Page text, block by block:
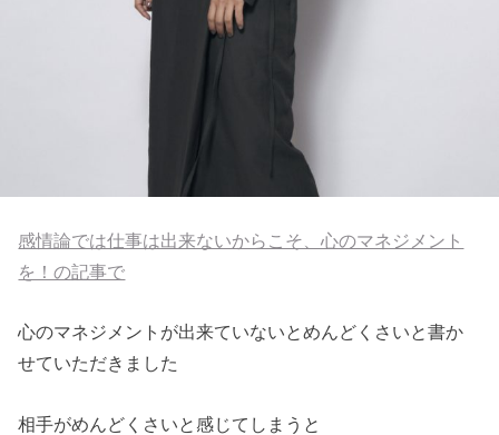
感情論では仕事は出来ないからこそ、心のマネジメント
を！の記事で
心のマネジメントが出来ていないとめんどくさいと書か
せていただきました
相手がめんどくさいと感じてしまうと